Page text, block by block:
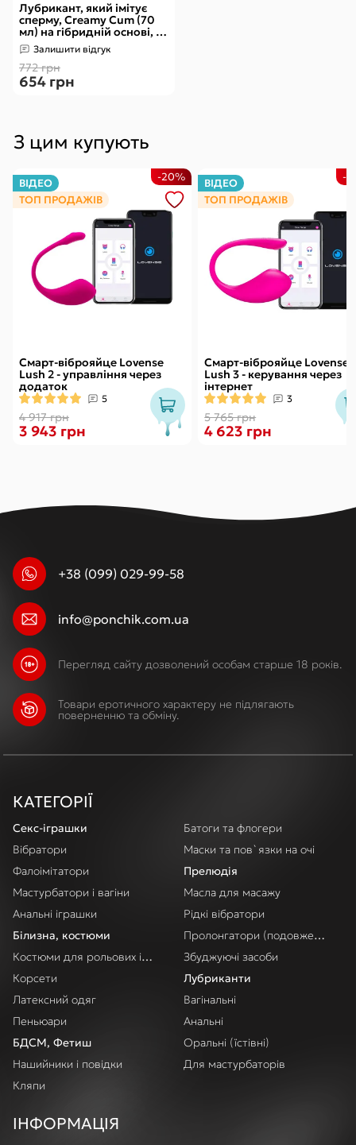
Лубрикант, який імітує
сперму, Creamy Cum (70
мл) на гібридній основі, з
олією звіробою
Залишити відгук
772 грн
654 грн
З цим купують
ВІДЕО
ТОП ПРОДАЖІВ
Смарт-віброяйце Lovense
Lush 2 - управління через
додаток
5
4 917 грн
-20%
3 943 грн
ВІДЕО
ТОП ПРОДАЖІВ
Смарт-віброяйце Lovense
Lush 3 - керування через
інтернет
3
5 765 грн
-
4 623 грн
+38 (099) 029-99-58
info@ponchik.com.ua
Перегляд сайту дозволений особам старше 18 років.
Товари еротичного характеру не підлягають
поверненню та обміну.
КАТЕГОРІЇ
Секс-іграшки
Вібратори
Фалоімітатори
Мастурбатори і вагіни
Анальні іграшки
Білизна, костюми
Костюми для рольових ігор
Корсети
Латексний одяг
Пеньюари
БДСМ, Фетиш
Нашийники і повідки
Кляпи
Батоги та флогери
Маски та пов`язки на очі
Прелюдія
Масла для масажу
Рідкі вібратори
Пролонгатори (подовження
Збуджуючі засоби
Лубриканти
Вагінальні
Анальні
Оральні (їстівні)
Для мастурбаторів
ІНФОРМАЦІЯ